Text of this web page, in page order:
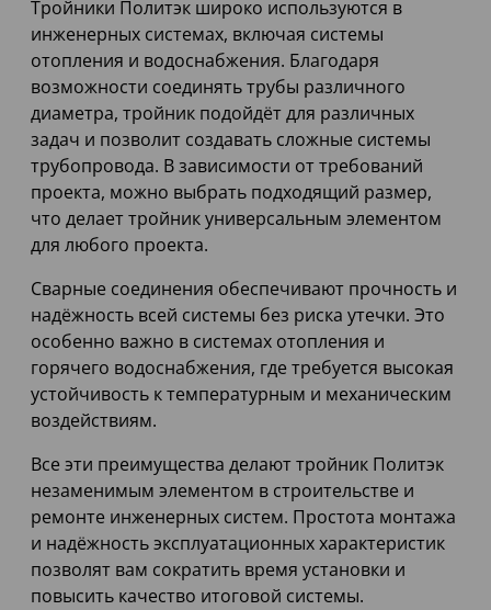
Тройники Политэк широко используются в
инженерных системах, включая системы
отопления и водоснабжения. Благодаря
возможности соединять трубы различного
диаметра, тройник подойдёт для различных
задач и позволит создавать сложные системы
трубопровода. В зависимости от требований
проекта, можно выбрать подходящий размер,
что делает тройник универсальным элементом
для любого проекта.
Сварные соединения обеспечивают прочность и
надёжность всей системы без риска утечки. Это
особенно важно в системах отопления и
горячего водоснабжения, где требуется высокая
устойчивость к температурным и механическим
воздействиям.
Все эти преимущества делают тройник Политэк
незаменимым элементом в строительстве и
ремонте инженерных систем. Простота монтажа
и надёжность эксплуатационных характеристик
позволят вам сократить время установки и
повысить качество итоговой системы.